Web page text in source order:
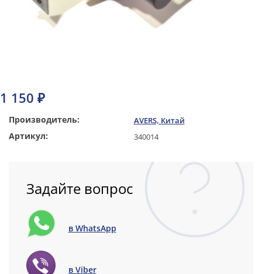
Производитель: AVERS, Китай
Артикул: 340014
1 150 ₽
Задайте вопрос
в WhatsApp
в Viber